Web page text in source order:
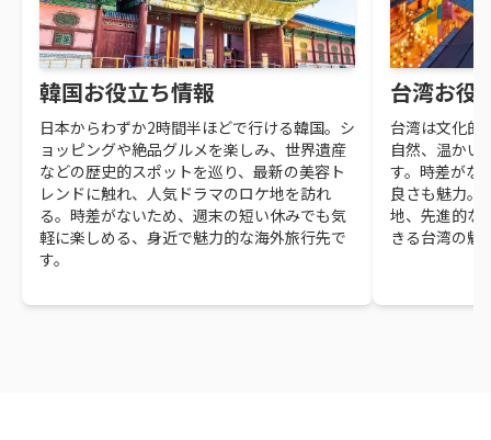
韓国お役立ち情報
日本からわずか2時間半ほどで行ける韓国。シ
ョッピングや絶品グルメを楽しみ、世界遺産
などの歴史的スポットを巡り、最新の美容ト
レンドに触れ、人気ドラマのロケ地を訪れ
る。時差がないため、週末の短い休みでも気
軽に楽しめる、身近で魅力的な海外旅行先で
す。
台湾お役
台湾は文化的
自然、温かい
す。時差がな
良さも魅力。
地、先進的な
きる台湾の魅